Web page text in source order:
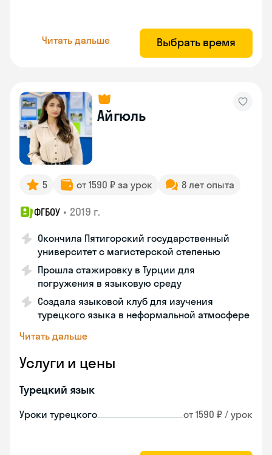
Читать дальше Выбрать время
Айгюль
5 от 1590 ₽ за урок 8 лет опыта
ФГБОУ • 2019 г.
Окончила Пятигорский государственный
университет с магистерской степенью
Прошла стажировку в Турции для
погружения в языковую среду
Создала языковой клуб для изучения
турецкого языка в неформальной атмосфере
Читать дальше
Услуги и цены
Турецкий язык
Уроки турецкого от 1590 ₽ / урок